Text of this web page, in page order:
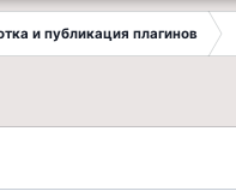
и публикация плагинов